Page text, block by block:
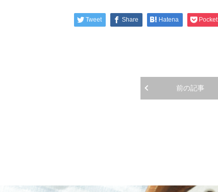
Tweet Share Hatena Pocket
前の記事